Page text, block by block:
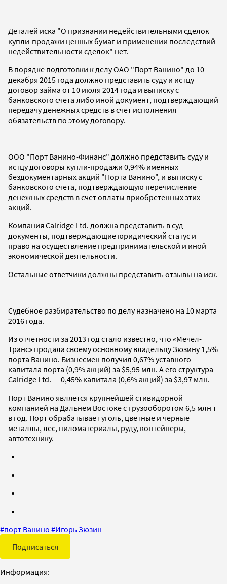
Деталей иска "О признании недействительными сделок
купли-продажи ценных бумаг и применении последствий
недействительности сделок" нет.
В порядке подготовки к делу ОАО "Порт Ванино" до 10
декабря 2015 года должно представить суду и истцу
договор займа от 10 июля 2014 года и выписку с
банковского счета либо иной документ, подтверждающий
передачу денежных средств в счет исполнения
обязательств по этому договору.
ООО "Порт Ванино-Финанс" должно представить суду и
истцу договоры купли-продажи 0,94% именных
бездокументарных акций "Порта Ванино", и выписку с
банковского счета, подтверждающую перечисление
денежных средств в счет оплаты приобретенных этих
акций.
Компания Calridge Ltd. должна представить в суд
документы, подтверждающие юридический статус и
право на осуществление предпринимательской и иной
экономической деятельности.
Остальные ответчики должны представить отзывы на иск.
Судебное разбирательство по делу назначено на 10 марта
2016 года.
Из отчетности за 2013 год стало известно, что «Мечел-
Транс» продала своему основному владельцу Зюзину 1,5%
порта Ванино. Бизнесмен получил 0,67% уставного
капитала порта (0,9% акций) за $5,95 млн. А его структура
Calridge Ltd. — 0,45% капитала (0,6% акций) за $3,97 млн.
Порт Ванино является крупнейшей стивидорной
компанией на Дальнем Востоке с грузооборотом 6,5 млн т
в год. Порт обрабатывает уголь, цветные и черные
металлы, лес, пиломатериалы, руду, контейнеры,
автотехнику.
#порт Ванино #Игорь Зюзин
Подписаться
Информация: